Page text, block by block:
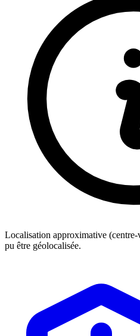
Localisation approximative
pu être géolocalisée.